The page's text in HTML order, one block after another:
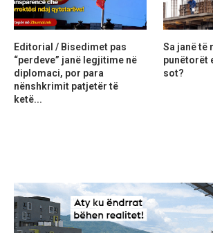
Editorial / Bisedimet pas
“perdeve” janë legjitime në
diplomaci, por para
nënshkrimit patjetër të
ketë...
Sa janë të
punëtorët
sot?